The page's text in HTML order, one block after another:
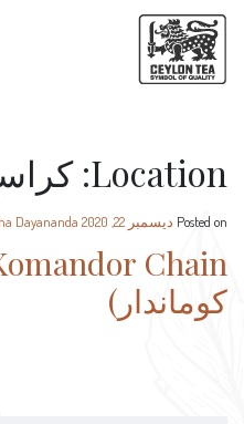
Location:
Posted on ديسمبر 22, 2020 Dayananda
كوماندار)